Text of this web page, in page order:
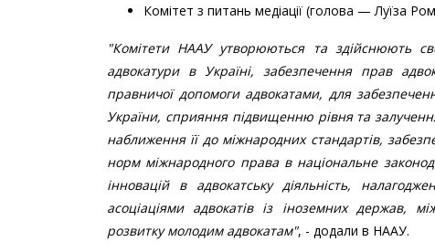
Комітет з питань медіації (голова — Луїза
"Комітети НААУ утворюються та здійснюють
адвокатури в Україні, забезпечення прав
правничої допомоги адвокатами, для
України, сприяння підвищенню рівня та
наближення її до міжнародних стандартів,
норм міжнародного права в національне
інновацій в адвокатську діяльність,
асоціаціями адвокатів із іноземних держав,
розвитку молодим адвокатам", - додали в НААУ.